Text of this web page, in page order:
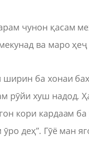
чунон қасам
ва маро
ширин ба хонаи
рӯйи хуш надод.
кори кардаам
ӯро деҳ”. Гӯё ман